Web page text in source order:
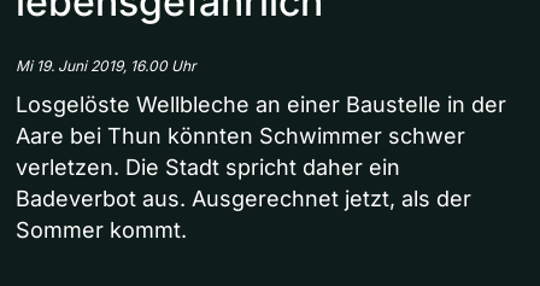
Mi 19. Juni 2019, 16.00 Uhr
Losgelöste Wellbleche an einer Baustelle in der
Aare bei Thun könnten Schwimmer schwer
verletzen. Die Stadt spricht daher ein
Badeverbot aus. Ausgerechnet jetzt, als der
Sommer kommt.